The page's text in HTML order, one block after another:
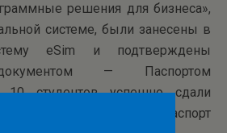
решения для бизнеса»,
системе, были занесены в
eSim и подтверждены
— Паспортом
10 студентов успешно сдали
экзамен и получили паспорт